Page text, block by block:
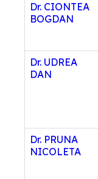
Dr. CIONTEA
BOGDAN
Dr. UDREA
DAN
Dr. PRUNA
NICOLETA